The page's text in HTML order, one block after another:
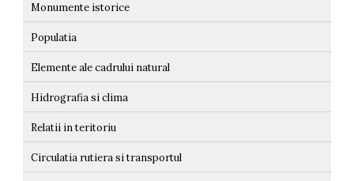
Monumente istorice
Populatia
Elemente ale cadrului natural
Hidrografia si clima
Relatii in teritoriu
Circulatia rutiera si transportul